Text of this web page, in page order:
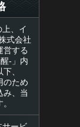
、イ
式会社
営する
-」内
、
のため
み、当